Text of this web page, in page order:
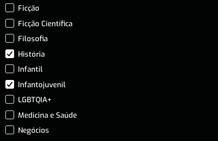
Ficção
Ficção Científica
Filosofia
História
Infantil
Infantojuvenil
LGBTQIA+
Medicina e Saúde
Negócios